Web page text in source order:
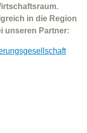
in die Region
unseren Partner: